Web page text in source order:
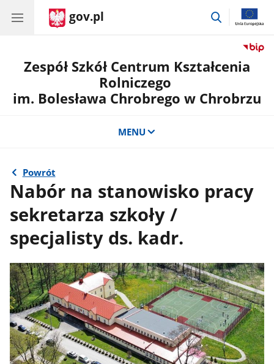
gov.pl
przejdź
Zespół Szkół Centrum Kształcenia
Rolniczego
im. Bolesława Chrobrego w Chrobrzu
MENU
Powrót
Nabór na stanowisko pracy
sekretarza szkoły /
specjalisty ds. kadr.